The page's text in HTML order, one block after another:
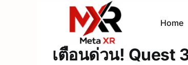
Home
เตือนด่วน! Quest